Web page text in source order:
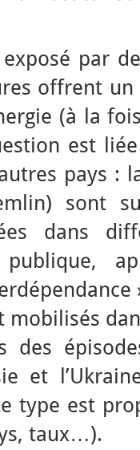
par
offrent
(à la
est
pays :
sont
dans
mobilisés
des
et
type est
taux…).